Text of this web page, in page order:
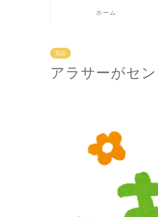
ホーム
英語
アラサーがセ